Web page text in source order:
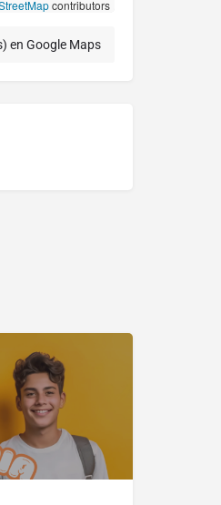
contributors
en Google Maps